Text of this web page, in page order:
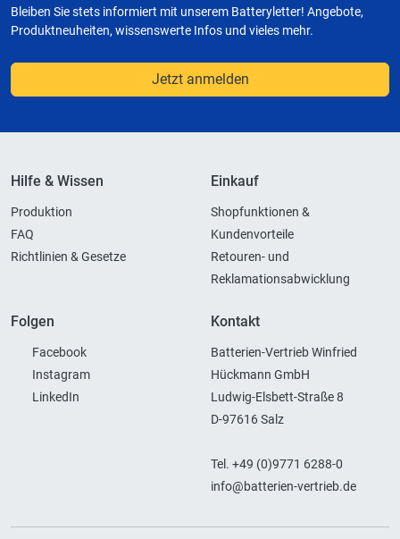
Bleiben Sie stets informiert mit unserem Batteryletter! Angebote,
Produktneuheiten, wissenswerte Infos und vieles mehr.
Jetzt anmelden
Hilfe & Wissen
Produktion
FAQ
Richtlinien & Gesetze
Einkauf
Shopfunktionen &
Kundenvorteile
Retouren- und
Reklamationsabwicklung
Folgen
Facebook
Instagram
LinkedIn
Kontakt
Batterien-Vertrieb Winfried
Hückmann GmbH
Ludwig-Elsbett-Straße 8
D-97616 Salz
Tel. +49 (0)9771 6288-0
info@batterien-vertrieb.de